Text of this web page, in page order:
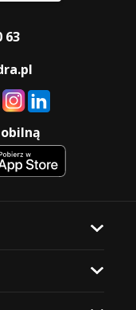
63